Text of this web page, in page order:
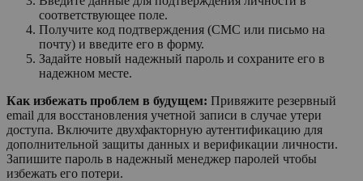
соответствующее поле.
Получите код подтверждения (СМС или письмо на
почту) и введите его в форму.
Задайте новый надежный пароль и сохраните его в
надежном месте.
Как избежать проблем в будущем: Привяжите резервный
email для восстановления учетной записи в случае утери
доступа. Включите двухфакторную аутентификацию для
дополнительной защиты данных и верификации личности.
Запишите пароль в надежный менеджер паролей чтобы
избежать его потери.